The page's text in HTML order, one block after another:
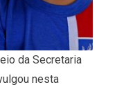
da Secretaria
nesta